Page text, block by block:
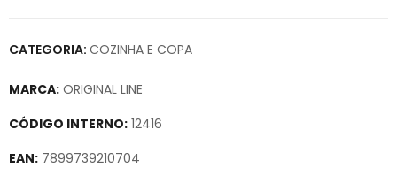
CATEGORIA: COZINHA E COPA
MARCA: ORIGINAL LINE
CÓDIGO INTERNO: 12416
EAN: 7899739210704